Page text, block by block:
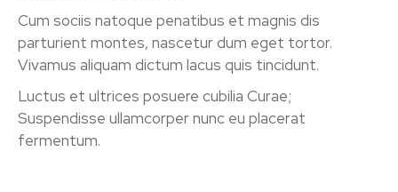
Cum sociis natoque penatibus et magnis dis
parturient montes, nascetur dum eget tortor.
Vivamus aliquam dictum lacus quis tincidunt.
Luctus et ultrices posuere cubilia Curae;
Suspendisse ullamcorper nunc eu placerat
fermentum.